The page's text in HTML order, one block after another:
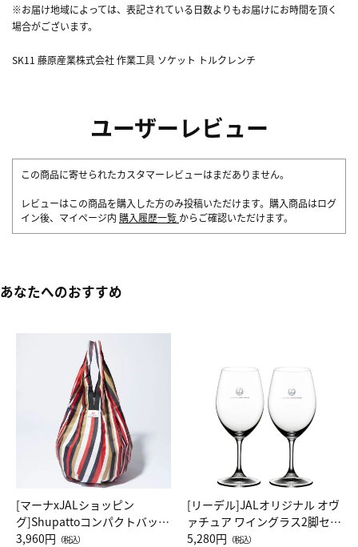
※お届け地域によっては、表記されている日数よりもお届けにお時間を頂く
場合がございます。
SK11 藤原産業株式会社 作業工具 ソケット トルクレンチ
ユーザーレビュー
この商品に寄せられたカスタマーレビューはまだありません。
レビューはこの商品を購入した方のみ投稿いただけます。購入商品はログ
イン後、マイページ内 購入履歴一覧 からご確認いただけます。
あなたへのおすすめ
[マーナxJALショッピン
グ]Shupattoコンパクトバッグ
Drop JAL客室乗務員（LC）ス
3,960円 （税込）
[リーデル]JALオリジナル オヴ
ァチュア ワイングラス2脚セッ
ト（レッドワイン）
5,280円 （税込）